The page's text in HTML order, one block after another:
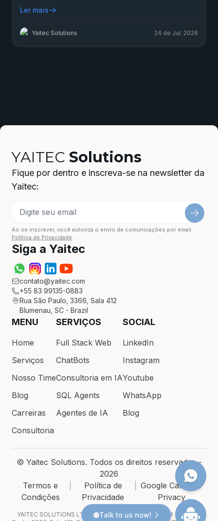
Ler mais
Yaitec Solutions 24 de Jul. 2026
YAITEC Solutions
Fique por dentro e inscreva-se na newsletter da
Yaitec:
Ao se inscrever, você autoriza o envio de comunicações por email.
Política de Privacidade.
Siga a Yaitec
contato@yaitec.com
+55 83 99135-0883
Rua São Paulo, 3366, Sala 412
Blumenau, SC - Brazil
MENU
Home
Serviços
Nosso Time
Blog
Carreiras
Consultoria
SERVIÇOS
Full Stack Web
ChatBots
Consultoria em IA
SQL Agents
Agentes de IA
SOCIAL
LinkedIn
Instagram
Youtube
WhatsApp
Blog
© Yaitec Solutions. Todos os direitos reservados -
2026
Termos e
Condições
Política de
Privacidade
Google Calendar
Privacy
YAITEC SOLUTIONS LTDA · CNPJ 54.200.686/0001-93 · Rua São
Talk to us now!